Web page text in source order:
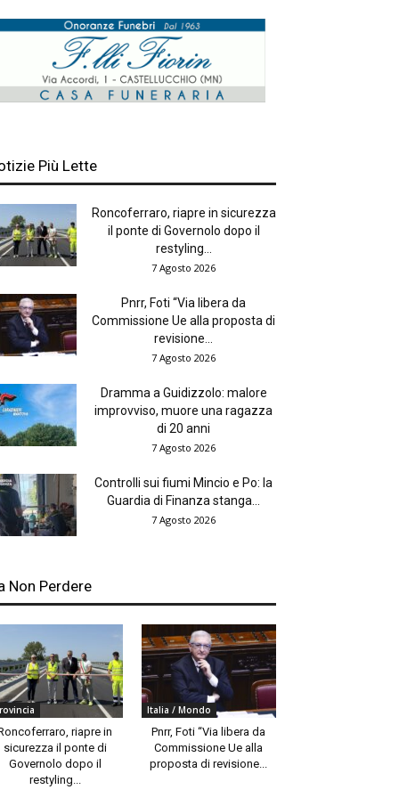
Più Lette
Roncoferraro, riapre in sicurezza
il ponte di Governolo dopo il
restyling...
7 Agosto 2026
Pnrr, Foti “Via libera da
Commissione Ue alla proposta di
revisione...
7 Agosto 2026
Dramma a Guidizzolo: malore
improvviso, muore una ragazza
di 20 anni
7 Agosto 2026
Controlli sui fiumi Mincio e Po: la
Guardia di Finanza stanga...
7 Agosto 2026
Non Perdere
riapre in
sicurezza il ponte di
Governolo dopo il
restyling...
Italia / Mondo
Pnrr, Foti “Via libera da
Commissione Ue alla
proposta di revisione...